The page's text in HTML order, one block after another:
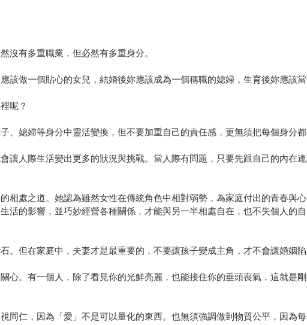
沒有多重職業，但必然有多重身分。
該做一個貼心的女兒，結婚後妳應該成為一個稱職的媳婦，生育後妳應
呢？
、媳婦等身分中靈活變換，但不要加重自己的責任感，更無須把每個身分
讓人際生活變出更多的狀況與挑戰。當人際有問題，只要先跟自己的內在
相處之道。她認為雖然女性在傳統角色中相對弱勢，為家庭付出的青春與
活的影響，並巧妙經營各種關係，才能與另一半相處自在，也不失個人的
。但在家庭中，夫妻才是最重要的，不要讓孩子變成主角，才不會讓婚姻
心。有一個人，除了看見你的光鮮亮麗，也能接住你的垂頭喪氣，這就是
同仁，因為「愛」不是可以量化的東西。也無須強調做到物質公平，因為